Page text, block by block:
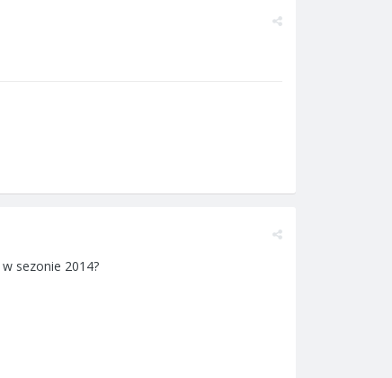
sezonie 2014?